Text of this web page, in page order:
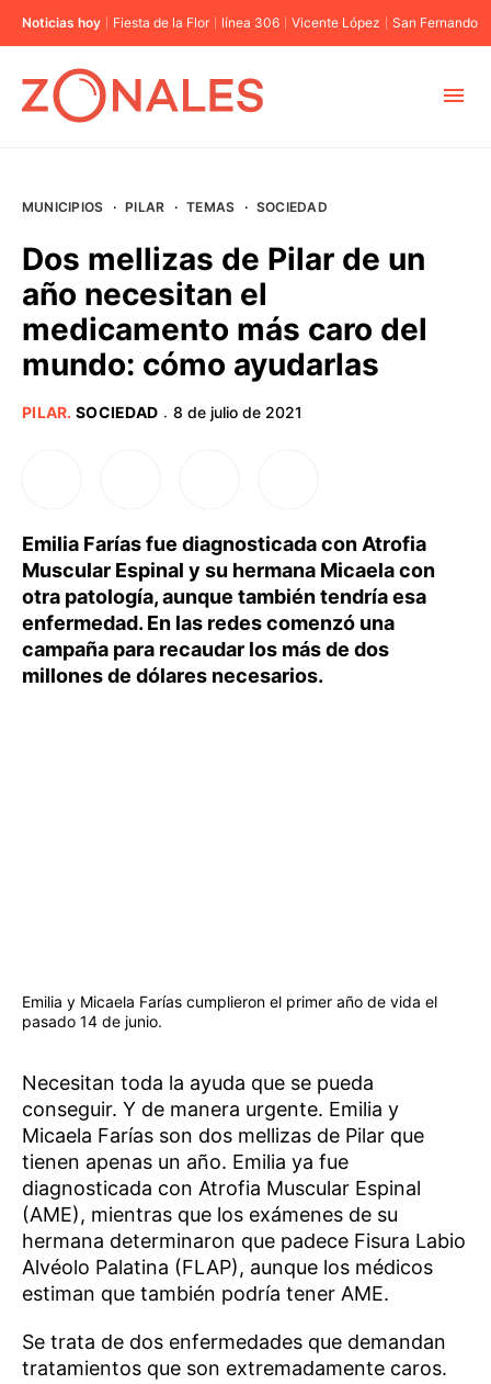
Noticias hoy Fiesta de la Flor línea 306 Vicente López San Fernando
BUENOS AIRES
PROVINCIAS
MUNICIPIOS · PILAR · TEMAS · SOCIEDAD
Dos mellizas de Pilar de un
año necesitan el
medicamento más caro del
mundo: cómo ayudarlas
PILAR. SOCIEDAD · 8 de julio de 2021
Emilia Farías fue diagnosticada con Atrofia
Muscular Espinal y su hermana Micaela con
otra patología, aunque también tendría esa
enfermedad. En las redes comenzó una
campaña para recaudar los más de dos
millones de dólares necesarios.
Emilia y Micaela Farías cumplieron el primer año de vida el
pasado 14 de junio.
Necesitan toda la ayuda que se pueda
conseguir. Y de manera urgente. Emilia y
Micaela Farías son dos mellizas de Pilar que
tienen apenas un año. Emilia ya fue
diagnosticada con Atrofia Muscular Espinal
(AME), mientras que los exámenes de su
hermana determinaron que padece Fisura Labio
Alvéolo Palatina (FLAP), aunque los médicos
estiman que también podría tener AME.
Se trata de dos enfermedades que demandan
tratamientos que son extremadamente caros.